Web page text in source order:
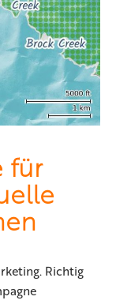
für
Richtig